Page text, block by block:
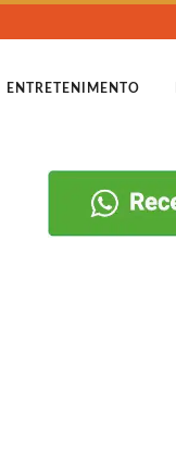
ENTRETENIMENTO